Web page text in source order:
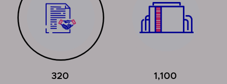
320
1,100